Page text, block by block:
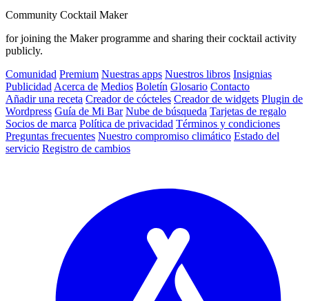
Community Cocktail Maker
for joining the Maker programme and sharing their cocktail activity
publicly.
Comunidad Premium Nuestras apps Nuestros libros Insignias
Publicidad Acerca de Medios Boletín Glosario Contacto
Añadir una receta Creador de cócteles Creador de widgets Plugin de
Wordpress Guía de Mi Bar Nube de búsqueda Tarjetas de regalo
Socios de marca Política de privacidad Términos y condiciones
Preguntas frecuentes Nuestro compromiso climático Estado del
servicio Registro de cambios